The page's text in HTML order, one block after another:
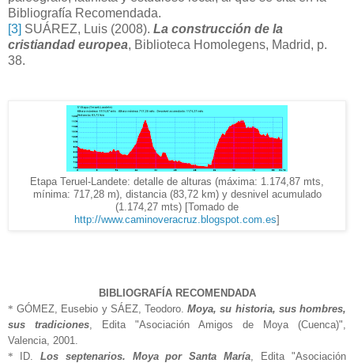
Bibliografía Recomendada.
[3] SUÁREZ, Luis (2008). La construcción de la
cristiandad europea, Biblioteca Homolegens, Madrid, p.
38.
Etapa Teruel-Landete: detalle de alturas (máxima: 1.174,87 mts
mínima: 717, 28 m), distancia(83, 72 km)y desnivel acumulado
(1.174,27 mts) [Tomado de
http://www.caminoveracruz.blogspot.com.es]
BIBLIOGRAFÍA RECOMENDADA
* GÓMEZ, Eusebio y SÁEZ, Teodoro.Moya, su historia, sus hombres,
sus tradiciones , Edita "Asociación Amigos de Moya (Cuenca)",
Valencia, 2001.
*
ID. Los septenarios. Moya por Santa María
Edita "Asociación